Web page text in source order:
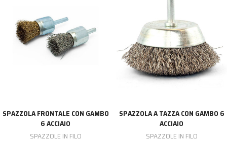
SPAZZOLA FRONTALE CON GAMBO
6 ACCIAIO
SPAZZOLE IN FILO
SPAZZOLA A TAZZA CON GAMBO 6
ACCIAIO
SPAZZOLE IN FILO